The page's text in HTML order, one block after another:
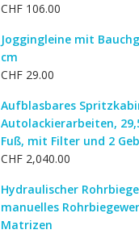
CHF 106.00
Joggingleine mit
cm
CHF 29.00
Aufblasbares
Autolackierarbeiten,
Fuß, mit Filter und 2
CHF 2,040.00
Hydraulischer
manuelles
Matrizen